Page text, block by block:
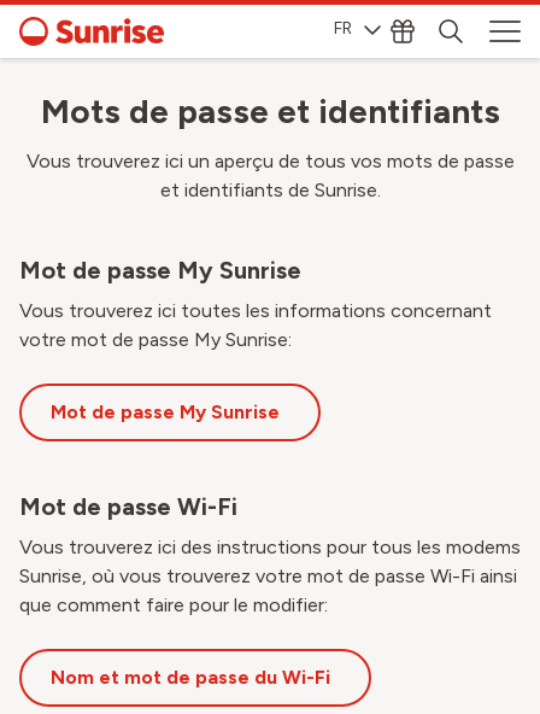
FR
Mots de passe et identifiants
Vous trouverez ici un aperçu de tous vos mots de passe
et identifiants de Sunrise.
Mot de passe My Sunrise
Vous trouverez ici toutes les informations concernant
votre mot de passe My Sunrise:
Mot de passe My Sunrise
Mot de passe Wi-Fi
Vous trouverez ici des instructions pour tous les modems
Sunrise, où vous trouverez votre mot de passe Wi-Fi ainsi
que comment faire pour le modifier:
Nom et mot de passe du Wi-Fi